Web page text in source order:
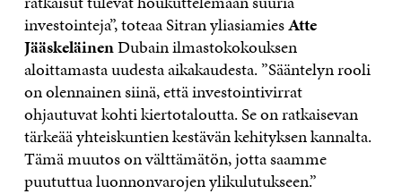
investointeja”, toteaa Sitran yliasiamiesAtte
JääskeläinenDubain ilmastokokouksen
aloittamasta uudesta aikakaudesta. ”Sääntelyn rooli
on olennainen siinä, että investointivirrat
ohjautuvat kohti kiertotaloutta. Se on ratkaisevan
tärkeää yhteiskuntien kestävän kehityksen kannalta.
Tämä muutos on välttämätön, jotta saamme
puututtua luonnonvarojen ylikulutukseen.”